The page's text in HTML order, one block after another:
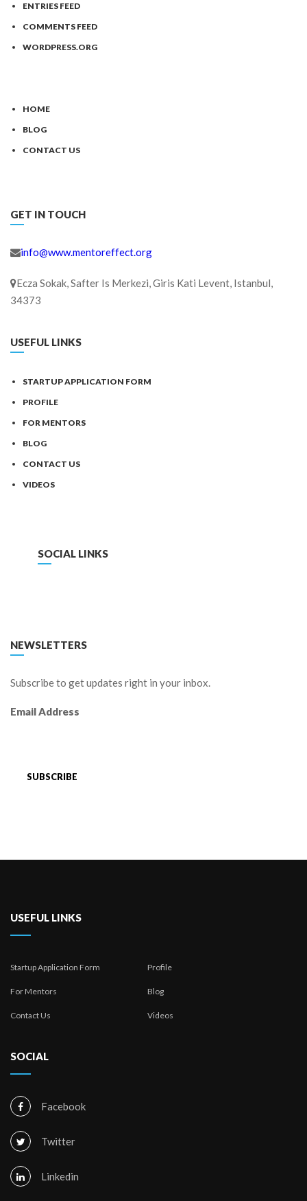
ENTRIES FEED
COMMENTS FEED
WORDPRESS.ORG
HOME
BLOG
CONTACT US
GET IN TOUCH
info@www.mentoreffect.org
Ecza Sokak, Safter Is Merkezi, Giris Kati Levent, Istanbul,
34373
USEFUL LINKS
STARTUP APPLICATION FORM
PROFILE
FOR MENTORS
BLOG
CONTACT US
VIDEOS
SOCIAL LINKS
NEWSLETTERS
Subscribe to get updates right in your inbox.
Email Address
USEFUL LINKS
Startup Application Form Profile
For Mentors Blog
Contact Us Videos
SOCIAL
Facebook
Twitter
Linkedin